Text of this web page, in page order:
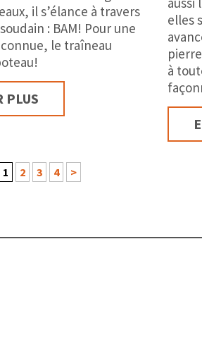
il s’élance à travers
: BAM! Pour une
le traîneau
PLUS
elles
à
1 2 3 4 >